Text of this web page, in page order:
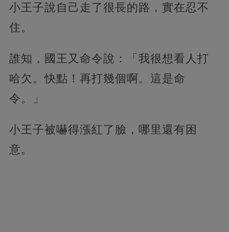
小王子說自己走了很長的路，實在忍不
住。
誰知，國王又命令說：「我很想看人打
哈欠。快點！再打幾個啊。這是命
令。」
小王子被嚇得漲紅了臉，哪里還有困
意。